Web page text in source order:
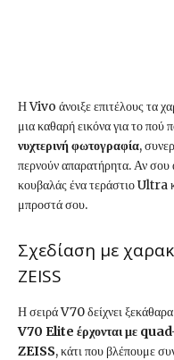
Η Vivo άνοιξε επιτέλους τα
μια καθαρή εικόνα για το πού
νυχτερινή φωτογραφία,
περνούν απαρατήρητα. Αν σου
κουβαλάς ένα τεράστιο Ultra
μπροστά σου.
Σχεδίαση με
ZEISS
Η σειρά V70 δείχνει
V70 Elite έρχονται με
ZEISS, κάτι που βλέπουμε